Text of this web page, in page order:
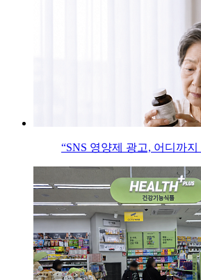
“SNS 영양제 광고, 어디까